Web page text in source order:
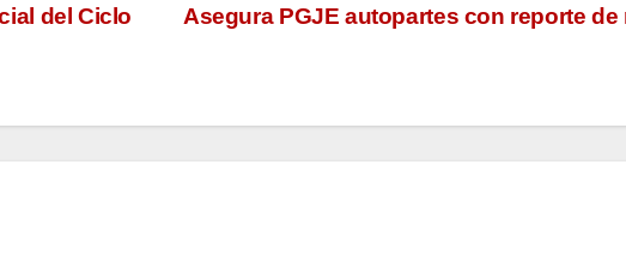
Asegura PGJE autopartes con reporte de
del Ciclo